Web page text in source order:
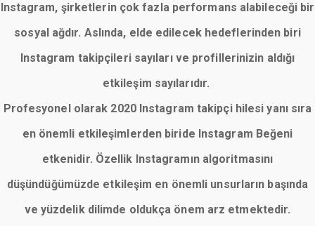
Instagram, şirketlerin çok fazla performans alabileceği bir
sosyal ağdır. Aslında, elde edilecek hedeflerinden biri
Instagram takipçileri sayıları ve profillerinizin aldığı
etkileşim sayılarıdır.
Profesyonel olarak 2020 Instagram takipçi hilesi yanı sıra
en önemli etkileşimlerden biride Instagram Beğeni
etkenidir. Özellik Instagramın algoritmasını
düşündüğümüzde etkileşim en önemli unsurların başında
ve yüzdelik dilimde oldukça önem arz etmektedir.